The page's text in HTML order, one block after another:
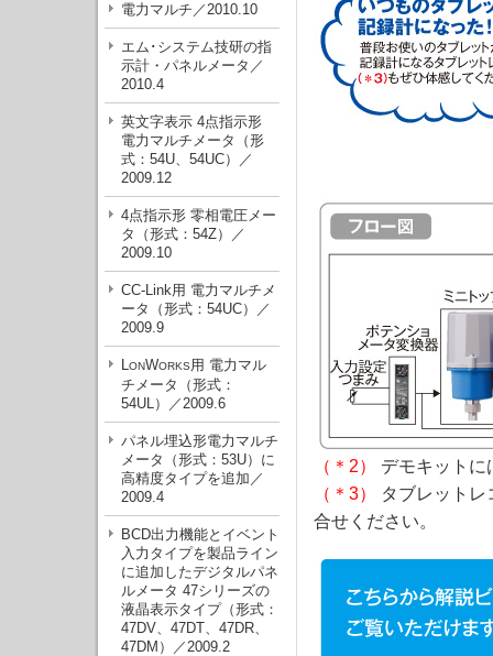
電力マルチ／2010.10
エム･システム技研の指
示計・パネルメータ／
2010.4
英文字表示 4点指示形
電力マルチメータ（形
式：54U、54UC）／
2009.12
4点指示形 零相電圧メー
タ（形式：54Z）／
2009.10
CC-Link用 電力マルチメ
ータ（形式：54UC）／
2009.9
LONWORKS用 電力マル
チメータ（形式：
54UL）／2009.6
パネル埋込形電力マルチ
メータ（形式：53U）に
高精度タイプを追加／
2009.4
BCD出力機能とイベント
入力タイプを製品ライン
に追加したデジタルパネ
ルメータ 47シリーズの
液晶表示タイプ（形式：
47DV、47DT、47DR、
47DM）／2009.2
（＊2）
デモキットに
（＊3）
タブレット
合せください。